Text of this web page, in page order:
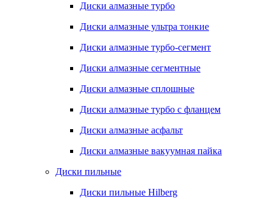
Диски алмазные турбо
Диски алмазные ультра тонкие
Диски алмазные турбо-сегмент
Диски алмазные сегментные
Диски алмазные сплошные
Диски алмазные турбо с фланцем
Диски алмазные асфальт
Диски алмазные вакуумная пайка
Диски пильные
Диски пильные Hilberg